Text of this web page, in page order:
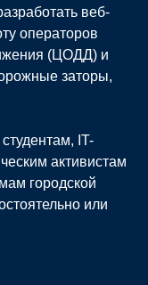
веб-
операторов
(ЦОДД) и
заторы,
IT-
активистам
городской
или